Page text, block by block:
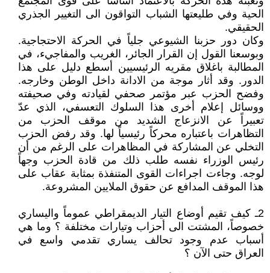
الحية وفي طليعتها الشباب التواقون الى التغيير الجذري
الحقيقي.
وكان دور حزبنا الشيوعي جلياً في الحركة الاحتجاجية.
وبوسعنا القول إن القرار الجائر، الغريب والمفاجيء، في
المطالبة باغلاق مقريه الرئيسيين أسطع دليل على هذا
الدور. وقد أثار موجة من الادانة داخل الوطن وخارجه.
وفضح الحزب عبر مؤتمر صحفي لقيادته وفي صحيفته
ووسائل إعلام أخرى هذا السلوك التعسفي، الذي عدّ
تعبيراً عن الانزعاج الشديد من موقف الحزب من
التظاهرات باعتباره محركاً رئيسياً لها. وقد رفض الحزب
التخلي عن المشاركة في المظاهرات على الرغم من أن
رئيس الوزراء نفسه طلب ذلك من قادة الحزب وجهاً
لوجه. وجاءت اجراءات القوى المتنفذة بمثابة عقاب على
هذا الموقف المدافع عن حقوق الملايين المشروعة.
2ـ كيف تقيم أوضاع التيار الديمقراطي عموماً واليساري
خصوصاً، المشتت الى أحزاب وتيارات مختلفة ؟ وما هي
أسباب عدم وجود تحالف يساري تقدمي واسع في
العراق حتى الآن ؟